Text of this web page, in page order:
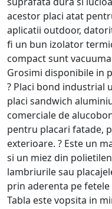
acestor placi atat
aplicatii outdoor,
fi un bun izolator
compact sunt
Grosimi disponibile in
? Placi bond industrial
placi sandwich
comerciale de
pentru placari fatade,
exterioare. ? Este un
si un miez din
lambriurile sau
prin aderenta pe
Tabla este vopsita in